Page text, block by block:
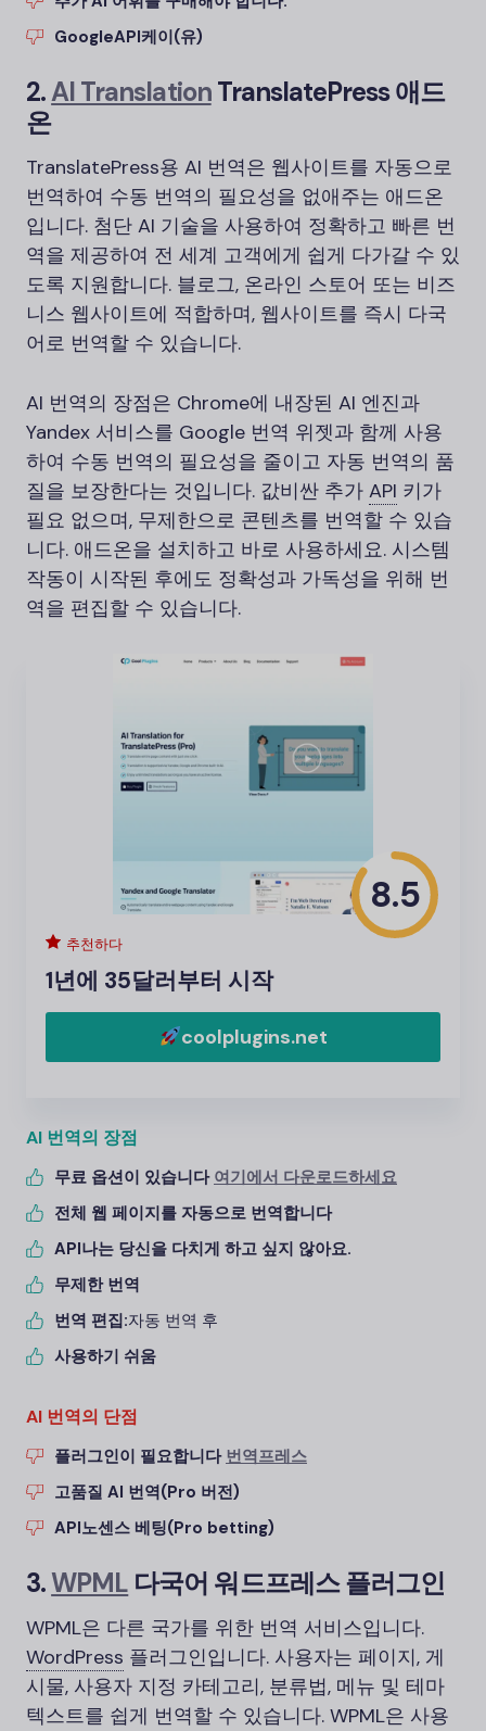
GoogleAPI케이(유)
2.AI TranslationTranslatePress 애드
온
TranslatePress용 AI 번역은 웹사이트를 자동으로
번역하여 수동 번역의 필요성을 없애주는 애드온
입니다. 첨단 AI 기술을 사용하여 정확하고 빠른 번
역을 제공하여 전 세계 고객에게 쉽게 다가갈 수 있
도록 지원합니다. 블로그, 온라인 스토어 또는 비즈
니스 웹사이트에 적합하며, 웹사이트를 즉시 다국
어로 번역할 수 있습니다.
AI 번역의 장점은 Chrome에 내장된 AI 엔진과
Yandex 서비스를 Google 번역 위젯과 함께 사용
하여 수동 번역의 필요성을 줄이고 자동 번역의 품
질을 보장한다는 것입니다. 값비싼 추가 API 키가
필요 없으며, 무제한으로 콘텐츠를 번역할 수 있습
니다. 애드온을 설치하고 바로 사용하세요. 시스템
작동이 시작된 후에도 정확성과 가독성을 위해 번
역을 편집할 수 있습니다.
8.5
추천하다
1년에 35달러부터 시작
coolplugins.net
AI 번역의 장점
무료 옵션이 있습니다 여기에서 다운로드하세요
전체 웹 페이지를 자동으로 번역합니다
API나는 당신을 다치게 하고 싶지 않아요.
무제한 번역
번역 편집:자동 번역 후
사용하기 쉬움
AI 번역의 단점
플러그인이 필요합니다 번역프레스
고품질 AI 번역(Pro 버전)
API노센스 베팅(Pro betting)
3.WPML 다국어 워드프레스 플러그인
WPML은 다른 국가를 위한 번역 서비스입니다.
WordPress 플러그인입니다. 사용자는 페이지, 게
시물, 사용자 지정 카테고리, 분류법, 메뉴 및 테마
텍스트를 쉽게 번역할 수 있습니다. WPML은 사용